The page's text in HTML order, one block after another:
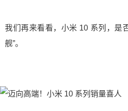
我们再来看看，小米 10 系列，是
舰”。